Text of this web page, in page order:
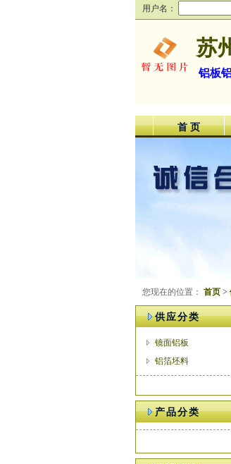
用户名：
苏
铝板
首 页
您现在的位置： 首页 >
供应分类
镜面铝板
铝箔坯料
产品分类